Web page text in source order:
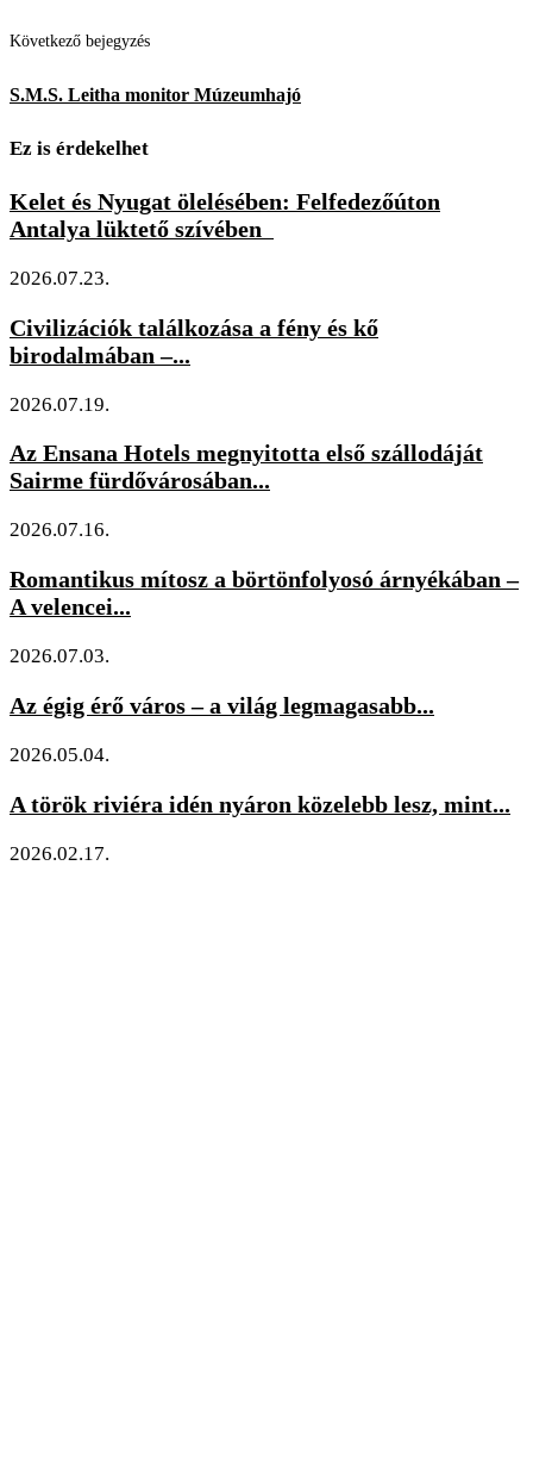
Következő bejegyzés
S.M.S. Leitha monitor Múzeumhajó
Ez is érdekelhet
Kelet és Nyugat ölelésében: Felfedezőúton
Antalya lüktető szívében
2026.07.23.
Civilizációk találkozása a fény és kő
birodalmában –...
2026.07.19.
Az Ensana Hotels megnyitotta első szállodáját
Sairme fürdővárosában...
2026.07.16.
Romantikus mítosz a börtönfolyosó árnyékában –
A velencei...
2026.07.03.
Az égig érő város – a világ legmagasabb...
2026.05.04.
A török riviéra idén nyáron közelebb lesz, mint...
2026.02.17.